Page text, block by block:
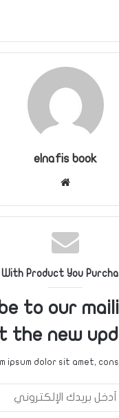
elnafis book
With Product You
to our
the new
ipsum dolor sit amet,